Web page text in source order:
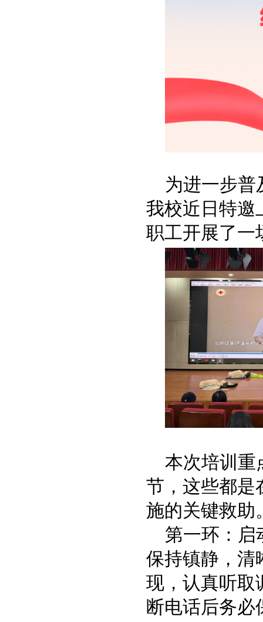
为进一步普
我校近日特邀
职工开展了一
本次培训重
节，这些都是
施的关键救助
第一环：启
保持镇静，清
现，认真听取
断电话后务必